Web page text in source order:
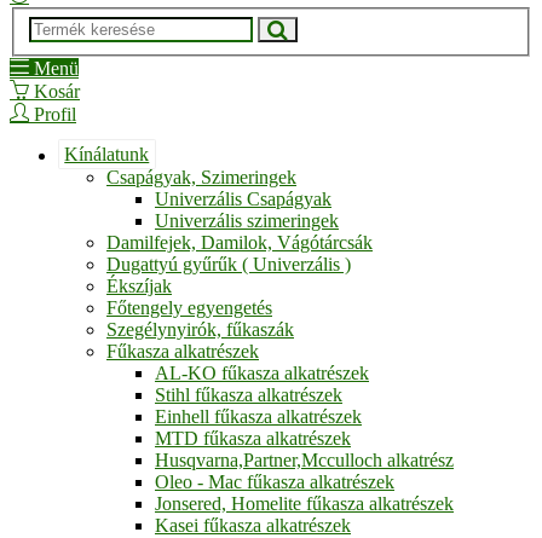
Menü
Kosár
Profil
Kínálatunk
Csapágyak, Szimeringek
Univerzális Csapágyak
Univerzális szimeringek
Damilfejek, Damilok, Vágótárcsák
Dugattyú gyűrűk ( Univerzális )
Ékszíjak
Főtengely egyengetés
Szegélynyirók, fűkaszák
Fűkasza alkatrészek
AL-KO fűkasza alkatrészek
Stihl fűkasza alkatrészek
Einhell fűkasza alkatrészek
MTD fűkasza alkatrészek
Husqvarna,Partner,Mcculloch alkatrész
Oleo - Mac fűkasza alkatrészek
Jonsered, Homelite fűkasza alkatrészek
Kasei fűkasza alkatrészek